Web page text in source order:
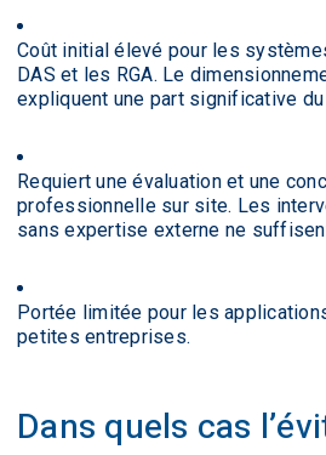
Coût initial élevé pour les
DAS et les RGA. Le
expliquent une part significative
Requiert une évaluation et une
professionnelle sur site. Les
sans expertise externe ne
Portée limitée pour les
petites entreprises.
Dans quels cas